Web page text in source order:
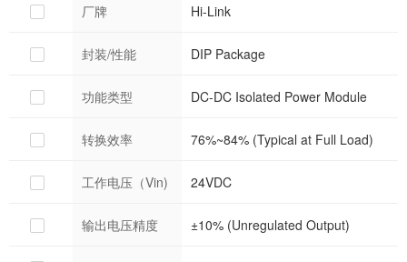
厂牌 Hi-Link
封装/性能 DIP Package
功能类型 DC-DC Isolated Power Module
转换效率 76%~84% (Typical at Full Load)
工作电压（Vin) 24VDC
输出电压精度 ±10% (Unregulated Output)